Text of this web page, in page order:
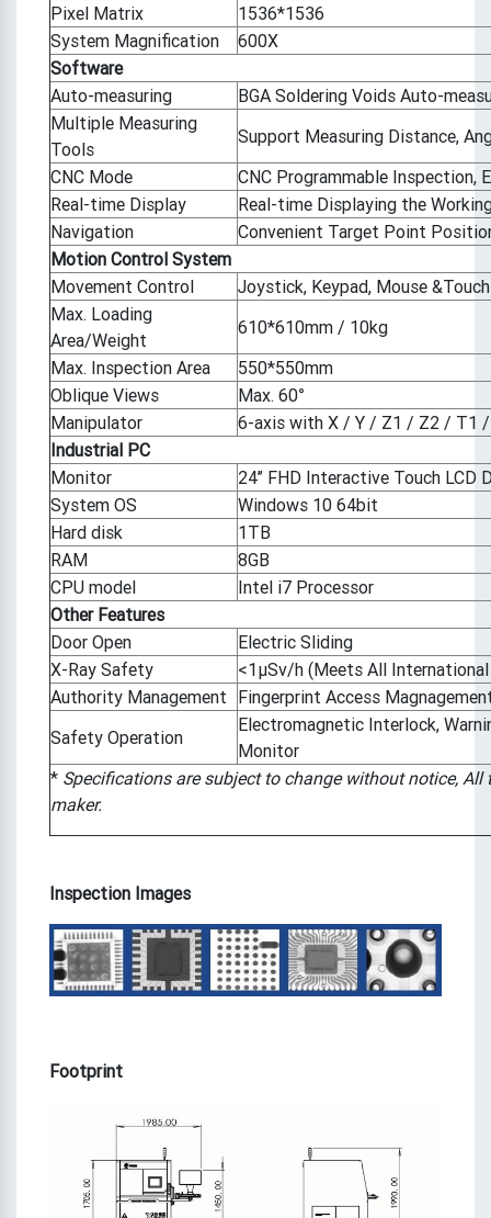
Pixel Matrix
1536*1536
System Magnification
600X
Software
Auto-measuring
BGA Soldering Voids Auto-
Multiple Measuring
Tools
Support Measuring Distance,
CNC Mode
CNC Programmable Inspection,
Real-time Display
Real-time Displaying the
Navigation
Convenient Target Point
Motion Control System
Movement Control
Joystick, Keypad, Mouse
Max. Loading
Area/Weight
610*610mm / 10kg
Max. Inspection Area
550*550mm
Oblique Views
Max. 60°
Manipulator
6-axis with X / Y / Z1 / Z2 / T1
Industrial PC
Monitor
24’’ FHD Interactive Touch LCD
System OS
Windows 10 64bit
Hard disk
1TB
RAM
8GB
CPU model
Intel i7 Processor
Other Features
Door Open
Electric Sliding
X-Ray Safety
<1μSv/h (Meets All
Authority Management Fingerprint Access
Safety Operation
Electromagnetic Interlock,
Monitor
* Specifications are subject to change without notice,
maker.
Inspection Images
Footprint